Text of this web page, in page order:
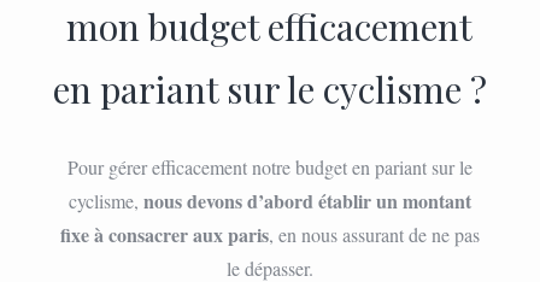
mon budget efficacement
en pariant sur le cyclisme ?
Pour gérer efficacement notre budget en pariant sur le
cyclisme, nous devons d’abord établir un montant
fixe à consacrer aux paris, en nous assurant de ne pas
le dépasser.